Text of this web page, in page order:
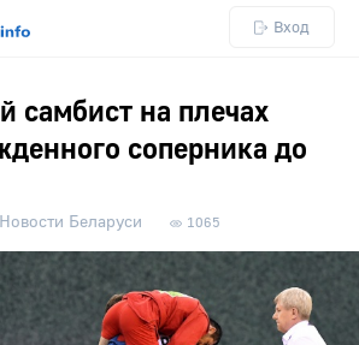
Вход
самбист на плечах
соперника до
Новости Беларуси 1065